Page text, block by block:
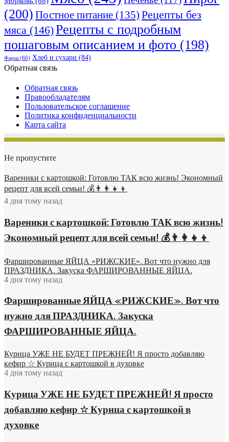
(200) Постное питание (135) Рецепты без
мяса (146)Рецепты с подробным
пошаговым описанием и фото (198)
Фарш(66) Хлеб и сухари (84)
Обратная связь
Обратная связь
Правообладателям
Пользовательское соглашение
Политика конфиденциальности
Карта сайта
Не пропустите
Вареники с картошкой: Готовлю ТАК всю жизнь! Экономный
рецепт для всей семьи! 💰👨👩👧👦
4 дня тому назад
Вареники с картошкой: Готовлю ТАК всю жизнь!
Экономный рецепт для всей семьи! 💰👨👩👧👦
Фаршированные ЯЙЦА «РИЖСКИЕ». Вот что нужно для
ПРАЗДНИКА. Закуска ФАРШИРОВАННЫЕ ЯЙЦА.
4 дня тому назад
Фаршированные ЯЙЦА «РИЖСКИЕ». Вот что
нужно для ПРАЗДНИКА. Закуска
ФАРШИРОВАННЫЕ ЯЙЦА.
Курица УЖЕ НЕ БУДЕТ ПРЕЖНЕЙ! Я просто добавляю
кефир ☆ Курица с картошкой в духовке
4 дня тому назад
Курица УЖЕ НЕ БУДЕТ ПРЕЖНЕЙ! Я просто
добавляю кефир ☆ Курица с картошкой в
духовке